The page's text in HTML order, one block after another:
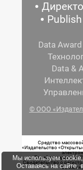
Publish
Data Award
Data &
© ООО
Средство
«Издательство
Телефон редакции:
Свидетельство о
05 июня
Мы используем
Оставаясь на сайте,